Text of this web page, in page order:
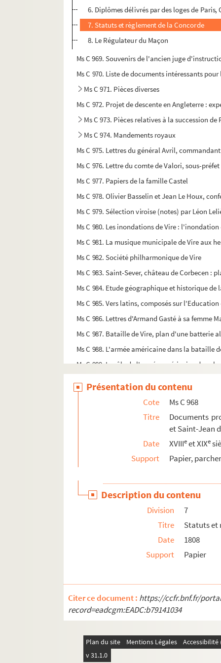
6. Diplômes délivrés par des loges de
7. Statuts et règlement de la Concorde
8. Le Régulateur du Maçon
Ms C 969. Souvenirs de l'ancien juge
Ms C 970. Liste de documents intéressants
Ms C 971. Pièces diverses
Ms C 972. Projet de descente en Angleterre :
Ms C 973. Pièces relatives à la succession
Ms C 974. Mandements royaux
Ms C 975. Lettres du général Avril,
Ms C 976. Lettre du comte de Valori, sous-
Ms C 977. Papiers de la famille Castel
Ms C 978. Olivier Basselin et Jean Le Houx,
Ms C 979. Sélection viroise (notes) par Léon
Ms C 980. Les inondations de Vire :
Ms C 981. La musique municipale de Vire aux
Ms C 982. Société philharmonique de Vire
Ms C 983. Saint-Sever, château de Corbecen
Ms C 984. Etude géographique et historique
Ms C 985. Vers latins, composés sur
Ms C 986. Lettres d'Armand Gasté à sa femme
Ms C 987. Bataille de Vire, plan d'une batterie
Ms C 988. L'armée américaine dans la bataille
Ms C 989. Le rôle de l'armée américaine dans
Ms C 991 (1 et 2). Les Prémontés de Belle
Ms C 992 (2). Enquête sur les Saints
Ms C 993. Iconographie de l'Immaculée-
Ms C 994. La noblesse de la sergenterie de
Ms C 996. Mélanges poétiques, par Camille
Ms C 997. Poésies et articles divers relatifs à
Ms C 1003. Nuit dans une grange, poème par
Ms C 1004. Les Bocagères : Dans les ruines et
Ms C 1006. 20 contes joyeux, par Henri Ermice
Ms C 1007. Documents sur l'histoire de Vire au
Présentation du contenu
Cote
Ms C 968
Titre
Documents
et Saint-Jean
Date
XVIIIeet XIXe
Support
Papier,
Description du contenu
Division
7
Titre
Statuts et
Date
1808
Support
Papier
Citer ce document : https://ccfr.bnf.fr/
record=eadcgm:EADC:b79141034
Plan du site Mentions Légales
v 31.1.0